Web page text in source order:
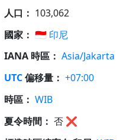
人口： 103,062
國家： 🇮🇩 印尼
IANA 時區： Asia/Jakarta
UTC偏移量： +07:00
時區： WIB
夏令時間： 否 ❌